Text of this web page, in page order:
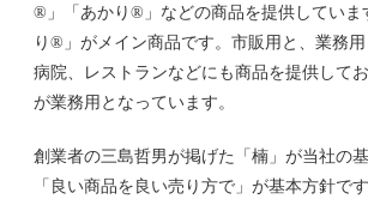
®」「あかり®」などの商品を提供していま
り®」がメイン商品です。市販用と、業務用
病院、レストランなどにも商品を提供して
が業務用となっています。
創業者の三島哲男が掲げた「楠」が当社の基
「良い商品を良い売り方で」が基本方針で